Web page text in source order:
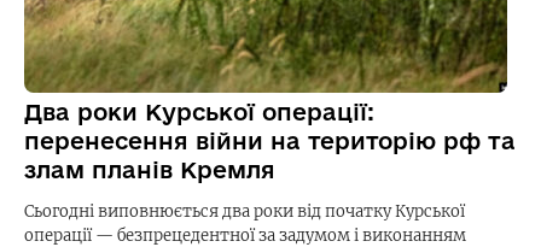
Два роки Курської операції:
перенесення війни на територію рф та
злам планів Кремля
Сьогодні виповнюється два роки від початку Курської
операції — безпрецедентної за задумом і виконанням